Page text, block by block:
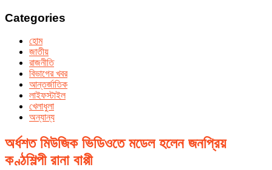
Categories
হোম
জাতীয়
রাজনীতি
বিভাগের খবর
আন্তর্জাতিক
লাইফস্টাইল
খেলাধুলা
অন্যান্য
অর্ধশত মিউজিক ভিডিওতে মডেল হলেন জনপ্রিয়
কণ্ঠশিল্পী রানা বাপ্পী